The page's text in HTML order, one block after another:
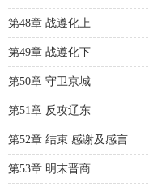
第48章 战遵化上
第49章 战遵化下
第50章 守卫京城
第51章 反攻辽东
第52章 结束 感谢及感言
第53章 明末晋商